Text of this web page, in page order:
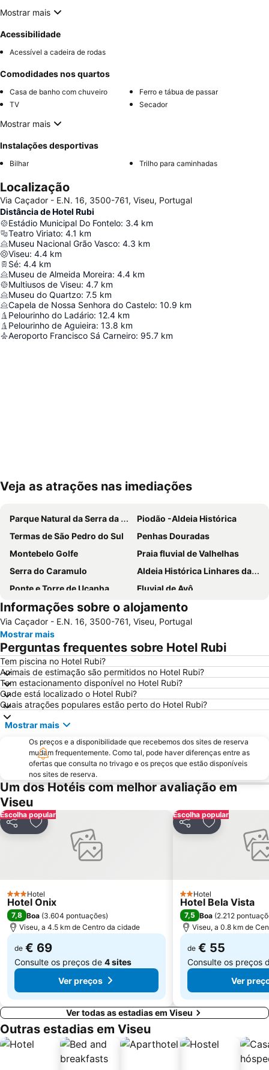
Mostrar mais
Acessibilidade
Acessível a cadeira de rodas
Comodidades nos quartos
Casa de banho com chuveiro
Ferro e tábua de passar
TV
Secador
Mostrar mais
Instalações desportivas
Bilhar Trilho para caminhadas
Localização
Via Caçador - E.N. 16, 3500-761, Viseu, Portugal
Distância de Hotel Rubi
Estádio Municipal Do Fontelo: 3.4 km
Teatro Viriato: 4.1 km
Museu Nacional Grão Vasco: 4.3 km
Viseu: 4.4 km
Sé: 4.4 km
Museu de Almeida Moreira: 4.4 km
Multiusos de Viseu: 4.7 km
Museu do Quartzo: 7.5 km
Capela de Nossa Senhora do Castelo: 10.9 km
Pelourinho do Ladário: 12.4 km
Pelourinho de Aguieira: 13.8 km
Aeroporto Francisco Sá Carneiro: 95.7 km
Ampliar mapa
Veja as atrações nas imediações
Parque Natural da Serra da Estrela
Piodão -Aldeia Histórica
Termas de São Pedro do Sul
Penhas Douradas
Montebelo Golfe
Praia fluvial de Valhelhas
Serra do Caramulo
Aldeia Histórica Linhares da Beira
Ponte e Torre de Ucanha
Fluvial de Avô
Parque de Campismo Curral do Negro Gouveia
Cascata da Cabreia
Aldeia da Pena
Praça do Rossio
Bioparque - Parque Florestal de Pisão
Vila de Avô
Aldeia Histórica de Trancoso
Arco romano da Bobadela
Praia Fluvial São João do Monte
Fraga da Pena
Museu do Pão
Frecha da Mizarela
Aeródromo de Viseu
Praia Artificial
Casa de Santar
Quinta dos Compadres
Aristides de Sousa Mendes Foundation
Museu Grão Vasco
Igreja da Misericordia
Aldeia de Vila Maior
Informações sobre o alojamento
Via Caçador - E.N. 16, 3500-761, Viseu, Portugal
Mostrar mais
Perguntas frequentes sobre Hotel Rubi
Tem piscina no Hotel Rubi?
Animais de estimação são permitidos no Hotel Rubi?
Tem estacionamento disponível no Hotel Rubi?
Onde está localizado o Hotel Rubi?
Quais atrações populares estão perto do Hotel Rubi?
Mostrar mais
Os preços e a disponibilidade que recebemos dos sites de reserva
mudam frequentemente. Como tal, pode haver diferenças entre as
ofertas que consulta no trivago e os preços que estão disponíveis
nos sites de reserva.
Um dos Hotéis com melhor avaliação em
Viseu
Escolha popular
PartilharAdicionar aos favoritos
3 Estrelas
Hotel
Hotel Onix
7,8 Boa (3.604 pontuações)
Viseu, a 4.5 km de Centro da cidade
de € 69
Consulte os preços de 4 sites
Ver preços
Escolha popular
PartilharAdicionar
2 Estrelas
Hotel
Hotel Bela Vista
7,5 Boa (2.212
Viseu, a 0.8 km de
de € 55
Consulte os preços
Ver
Ver todas as estadias em Viseu
Outras estadias em Viseu